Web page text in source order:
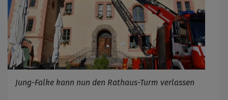
Jung-Falke kann nun den Rathaus-Turm verlassen